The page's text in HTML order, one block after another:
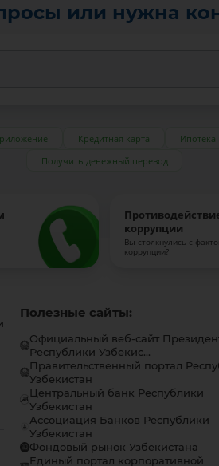
или нужна
Кредитная карта
Получить денежный перевод
коррупции
Вы столкнулись с
коррупции?
Полезные сайты:
Официальный веб-сайт
Республики Узбекис...
Правительственный портал
Узбекистан
Центральный банк Республики
Узбекистан
Ассоциация Банков Республики
Узбекистан
Фондовый рынок Узбекистана
Единый портал корпоративной